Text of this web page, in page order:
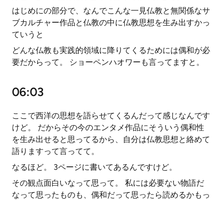
はじめにの部分で、なんでこんな一見仏教と無関係なサ
ブカルチャー作品と仏教の中に仏教思想を生み出すかっ
ていうと
どんな仏教も実践的領域に降りてくるためには偶和が必
要だからって。 ショーペンハオワーも言ってますと。
06:03
ここで西洋の思想を語らせてくるんだって感じなんです
けど。 だからその今のエンタメ作品にそういう偶和性
を生み出せると思ってるから、自分は仏教思想と絡めて
語りますって言ってて。
なるほど。 3ページに書いてあるんですけど。
その観点面白いなって思って。 私には必要ない物語だ
なって思ったものも、偶和だって思ったら読めるかもっ